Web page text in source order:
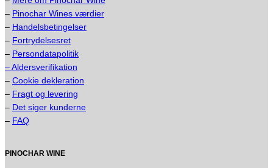
– Pinochar Wines værdier
– Handelsbetingelser
– Fortrydelsesret
– Persondatapolitik
– Aldersverifikation
– Cookie dekleration
– Fragt og levering
– Det siger kunderne
– FAQ
PINOCHAR WINE